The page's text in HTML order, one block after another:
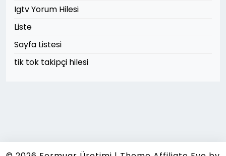
Igtv Yorum Hilesi
Liste
Sayfa Listesi
tik tok takipçi hilesi